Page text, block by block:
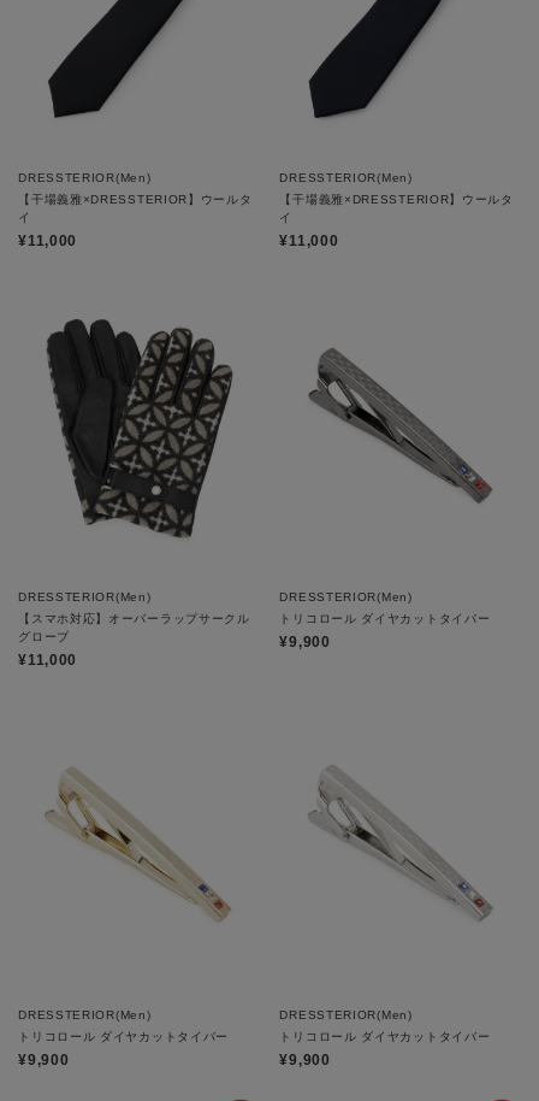
DRESSTERIOR(Men)
【干場義雅×DRESSTERIOR】ウールタ
イ
¥11,000
DRESSTERIOR(Men)
【干場義雅×DRESSTERIOR】ウールタ
イ
¥11,000
DRESSTERIOR(Men)
【スマホ対応】オーバーラップサークル
グローブ
¥11,000
DRESSTERIOR(Men)
トリコロール ダイヤカットタイバー
¥9,900
DRESSTERIOR(Men)
トリコロール ダイヤカットタイバー
¥9,900
DRESSTERIOR(Men)
トリコロール ダイヤカットタイバー
¥9,900